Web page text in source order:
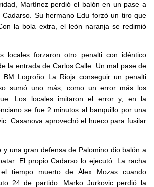
Martínez perdió el balón en un pase a
Cadarso. Su hermano Edu forzó un tiro que
la bola extra, el león naranja se redimió
locales forzaron otro penalti con idéntico
la entrada de Carlos Calle. Un mal pase de
BM Logroño La Rioja conseguir un penalti
sumó uno más, como un error más los
Los locales imitaron el error y, en la
se fue 2 minutos al banquillo por una
Casanova aprovechó el hueco para fusilar
y una gran defensa de Palomino dio balón a
El propio Cadarso lo ejecutó. La racha
el tiempo muerto de Álex Mozas cuando
24 de partido. Marko Jurkovic perdió la